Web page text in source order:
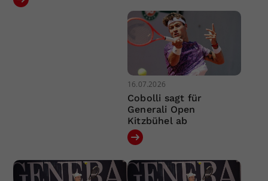
16.07.2026
Cobolli sagt für
Generali Open
Kitzbühel ab